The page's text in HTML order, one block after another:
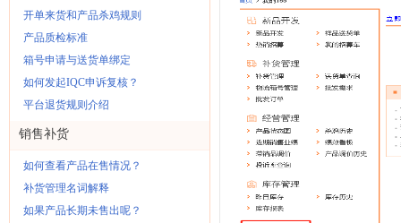
开单来货和产品杀鸡规则
产品质检标准
箱号申请与送货单绑定
如何发起IQC申诉复核？
平台退货规则介绍
销售补货
如何查看产品在售情况？
补货管理名词解释
如果产品长期未售出呢？